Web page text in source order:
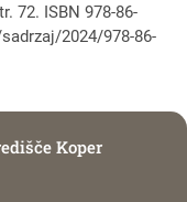
72. ISBN 978-86-
2024/978-86-
Koper